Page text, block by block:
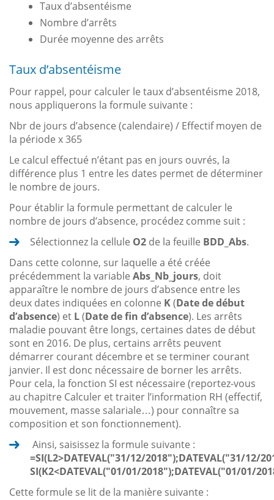
Taux d’absentéisme
Nombre d’arrêts
Durée moyenne des arrêts
Taux d’absentéisme
Pour rappel, pour calculer le taux d’absentéisme 2018,
nous appliquerons la formule suivante :
Nbr de jours d’absence (calendaire) / Effectif moyen de
la période x 365
Le calcul effectué n’étant pas en jours ouvrés, la
différence plus 1 entre les dates permet de déterminer
le nombre de jours.
Pour établir la formule permettant de calculer le
nombre de jours d’absence, procédez comme suit :
Sélectionnez la cellule O2 de la feuille BDD_Abs.
Dans cette colonne, sur laquelle a été créée
précédemment la variable Abs_Nb_jours, doit
apparaître le nombre de jours d’absence entre les
deux dates indiquées en colonne K(Date de début
d’absence) et L(Date de fin d’absence). Les arrêts
maladie pouvant être longs, certaines dates de début
sont en 2016. De plus, certains arrêts peuvent
démarrer courant décembre et se terminer courant
janvier. Il est donc nécessaire de borner les arrêts.
Pour cela, la fonction SI est nécessaire (reportez-vous
au chapitre Calculer et traiter l’information RH (effectif,
mouvement, masse salariale…) pour connaître sa
composition et son fonctionnement).
Ainsi, saisissez la formule suivante :
=SI(L2>DATEVAL("31/12/2018");DATEVAL("31/12/
SI(K2<DATEVAL("01/01/2018");DATEVAL("01/01/
Cette formule se lit de la manière suivante :